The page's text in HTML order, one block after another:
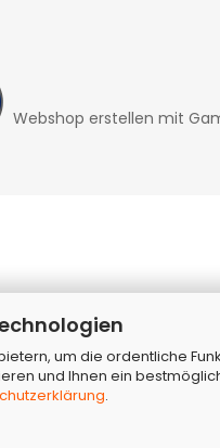
um die ordentliche
und Ihnen ein
.
Webshop erstellen mit